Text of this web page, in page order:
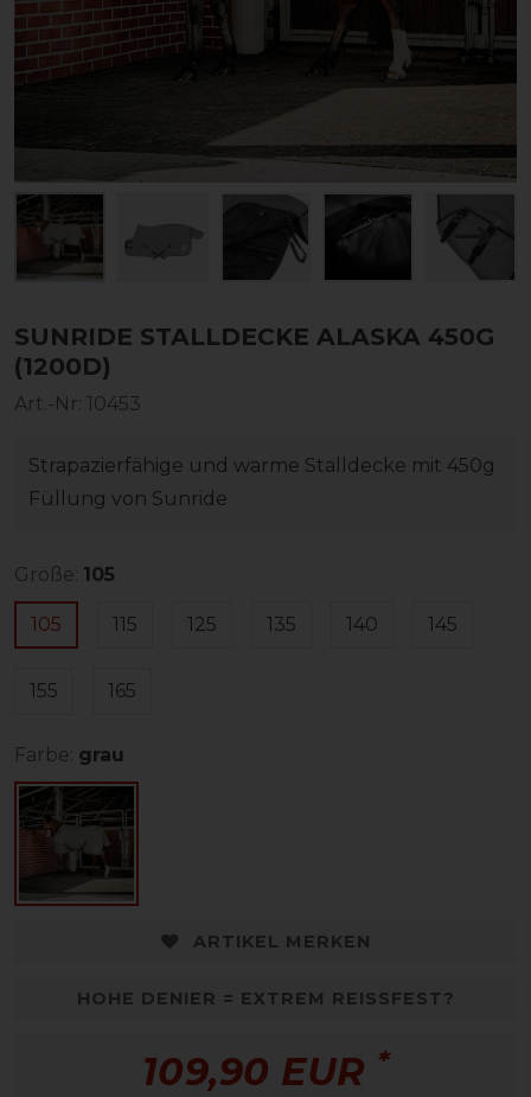
SUNRIDE STALLDECKE ALASKA 450G
(1200D)
Art.-Nr: 10453
Strapazierfähige und warme Stalldecke mit 450g
Füllung von Sunride
Größe: 105
105 115 125 135 140 145
155 165
Farbe: grau
ARTIKEL MERKEN
HOHE DENIER = EXTREM REISSFEST?
109,90 EUR *